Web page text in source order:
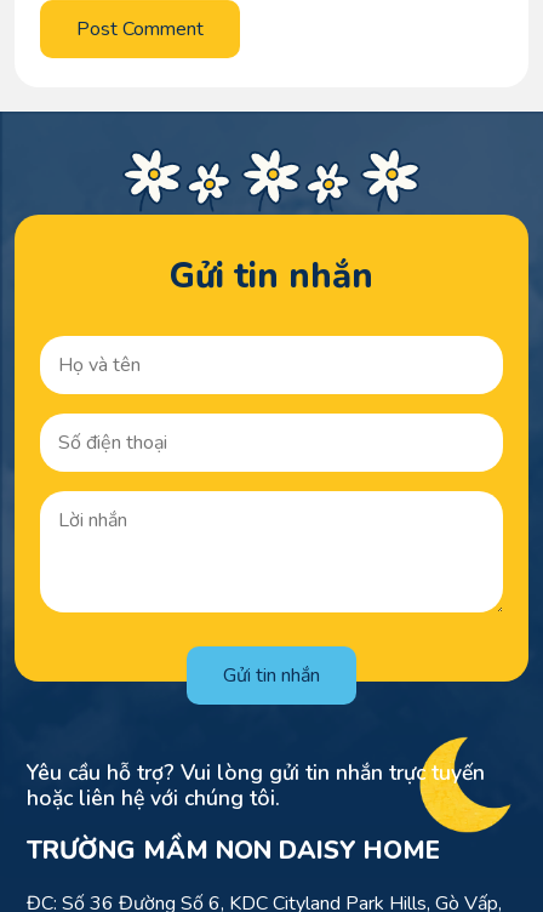
Gửi tin nhắn
Gửi tin nhắn
Yêu cầu hỗ trợ? Vui lòng gửi tin nhắn trực tuyến
hoặc liên hệ với chúng tôi.
TRƯỜNG MẦM NON DAISY HOME
ĐC: Số 36 Đường Số 6, KDC Cityland Park Hills, Gò Vấp,